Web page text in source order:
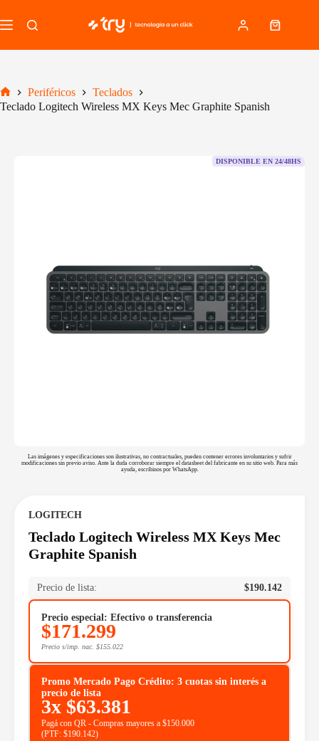
al
contenido
Carro
Inicio
Periféricos
Teclados
Teclado Logitech Wireless MX Keys Mec Graphite Spanish
DISPONIBLE EN 24/48HS
Las imágenes y especificaciones son ilustrativas, no contractuales, pueden contener errores involuntarios y sufrir
modificaciones sin previo aviso. Ante la duda corroborar siempre el datasheet del fabricante en su sitio web. Para más
ayuda, escribinos por WhatsApp.
LOGITECH
Teclado Logitech Wireless MX Keys Mec
Graphite Spanish
Precio de lista: $190.142
Precio especial: Efectivo o transferencia
$171.299
Precio s/imp. nac. $155.022
Promo Mercado Pago Crédito: 3 cuotas sin interés a
precio de lista
3x $63.381
Pagá con QR - Compras mayores a $150.000
(PTF: $190.142)